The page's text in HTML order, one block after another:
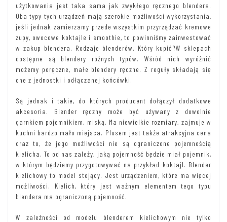
użytkowania jest taka sama jak zwykłego ręcznego blendera.
Oba typy tych urządzeń mają szerokie możliwości wykorzystania,
jeśli jednak zamierzamy przede wszystkim przyrządzać kremowe
zupy, owocowe koktajle i smoothie, to powinniśmy zainwestować
w zakup blendera. Rodzaje blenderów. Który kupić?W sklepach
dostępne są blendery różnych typów. Wśród nich wyróżnić
możemy poręczne, małe blendery ręczne. Z reguły składają się
one z jednostki i odłączanej końcówki.
Są jednak i takie, do których producent dołączył dodatkowe
akcesoria. Blender ręczny może być używany z dowolnie
garnkiem pojemnikiem, miską. Ma niewielkie rozmiary, zajmuje w
kuchni bardzo mało miejsca. Plusem jest także atrakcyjna cena
oraz to, że jego możliwości nie są ograniczone pojemnością
kielicha. To od nas zależy, jaką pojemność będzie miał pojemnik,
w którym będziemy przygotowywać na przykład koktajl. Blender
kielichowy to model stojący. Jest urządzeniem, które ma więcej
możliwości. Kielich, który jest ważnym elementem tego typu
blendera ma ograniczoną pojemność.
W zależności od modelu blenderem kielichowym nie tylko